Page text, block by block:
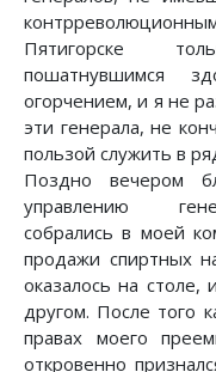
Пятигорске
пошатнувшимся
огорчением, и я не
эти генерала, не
пользой служить в
Поздно вечером
управлению
собрались в моей
продажи спиртных
оказалось на столе,
другом. После того
правах моего
откровенно